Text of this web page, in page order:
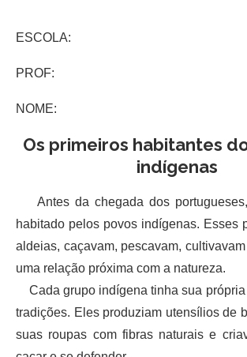
ESCOLA:
PROF:
NOME:
Os primeiros habitantes
indígenas
Antes da chegada dos
habitado pelos povos indígenas. Esses
aldeias, caçavam, pescavam,
uma relação próxima com a natureza.
Cada grupo indígena tinha sua
tradições. Eles produziam utensílios de
suas roupas com fibras naturais e